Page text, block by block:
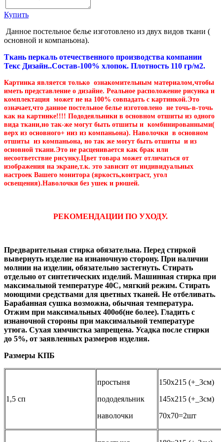
Купить
Данное постельное белье изготовлено из двух видов ткани (
основной и компаньона).
Ткань перкаль отечественного производства компании
Текс Дизайн..Состав-100% хлопок. Плотность 110 гр/м2.
Картинка является только ознакомительным материалом,чтобы
иметь представление о дизайне. Реальное расположение рисунка и
комплектация может не на 100% совпадать с картинкой.Это
означает,что данное постельное белье изготовлено не точь-в-точь
как на картинке!!!! Пододеяльники в основном отшиты из одного
вида ткани,но так-же могут быть отшиты и комбинированными(
верх из основного+ низ из компаньона). Наволочки в основном
отшиты из компаньона, но так же могут быть отшиты и из
основной ткани.Это не расценивается как брак или
несоответствие рисунку.Цвет товара может отличаться от
изображения на экране,т.к. это зависит от индивидуальных
настроек Вашего монитора (яркость,контраст, угол
освещения).Наволочки без ушек и рюшей.
РЕКОМЕНДАЦИИ ПО УХОДУ.
Предварительная стирка обязательна. Перед стиркой
вывернуть изделие на изнаночную сторону. При наличии
молнии на изделии, обязательно застегнуть. Стирать
отдельно от синтетических изделий. Машинная стирка при
максимальной температуре 40С, мягкий режим. Стирать
моющими средствами для цветных тканей. Не отбеливать.
Барабанная сушка возможна, обычная температура.
Отжим при максимальных 400об(не более). Гладить с
изнаночной стороны при максимальной температуре
утюга. Сухая химчистка запрещена. Усадка после стирки
до 5%, от заявленных размеров изделия.
Размеры КПБ
1,5 сп
простыня
пододеяльник
наволочки
150х215 (+_3см)
145х215 (+_3см)
70х70=2шт